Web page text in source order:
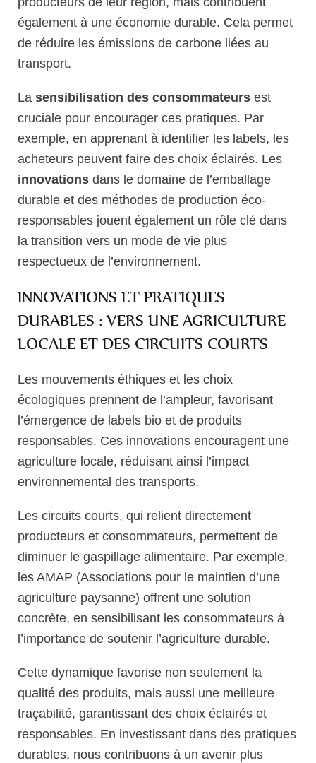
également à une économie durable. Cela permet
de réduire les émissions de carbone liées au
transport.
La sensibilisation des consommateurs est
cruciale pour encourager ces pratiques. Par
exemple, en apprenant à identifier les labels, les
acheteurs peuvent faire des choix éclairés. Les
innovations dans le domaine de l’emballage
durable et des méthodes de production éco-
responsables jouent également un rôle clé dans
la transition vers un mode de vie plus
respectueux de l’environnement.
INNOVATIONS ET PRATIQUES
DURABLES : VERS UNE AGRICULTURE
LOCALE ET DES CIRCUITS COURTS
Les mouvements éthiques et les choix
écologiques prennent de l’ampleur, favorisant
l’émergence de labels bio et de produits
responsables. Ces innovations encouragent une
agriculture locale, réduisant ainsi l’impact
environnemental des transports.
Les circuits courts, qui relient directement
producteurs et consommateurs, permettent de
diminuer le gaspillage alimentaire. Par exemple,
les AMAP (Associations pour le maintien d’une
agriculture paysanne) offrent une solution
concrète, en sensibilisant les consommateurs à
l’importance de soutenir l’agriculture durable.
Cette dynamique favorise non seulement la
qualité des produits, mais aussi une meilleure
traçabilité, garantissant des choix éclairés et
responsables. En investissant dans des pratiques
durables, nous contribuons à un avenir plus